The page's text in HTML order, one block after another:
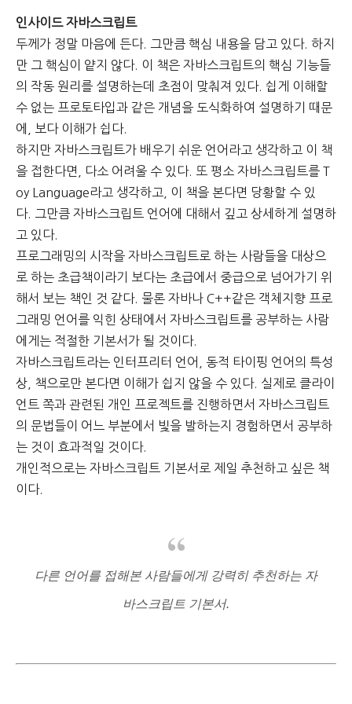
인사이드 자바스크립트
두께가 정말 마음에 든다. 그만큼 핵심 내용을 담고 있다. 하지
만 그 핵심이 얕지 않다. 이 책은 자바스크립트의 핵심 기능들
의 작동 원리를 설명하는데 초점이 맞춰져 있다. 쉽게 이해할
수 없는 프로토타입과 같은 개념을 도식화하여 설명하기 때문
에, 보다 이해가 쉽다.
하지만 자바스크립트가 배우기 쉬운 언어라고 생각하고 이 책
을 접한다면, 다소 어려울 수 있다.
또 평소 자바스크립트를 T
oy Language라고 생각하고, 이 책을 본다면 당황할 수 있
다.
그만큼 자바스크립트 언어에 대해서 깊고 상세하게 설명하
고 있다.
프로그래밍의 시작을 자바스크립트로 하는 사람들을 대상으
로 하는 초급책이라기 보다는 초급에서 중급으로 넘어가기 위
해서 보는 책인 것 같다. 물론 자바나 C++같은 객체지향 프로
그래밍 언어를 익힌 상태에서 자바스크립트를 공부하는 사람
에게는 적절한 기본서가 될 것이다.
자바스크립트라는 인터프리터 언어, 동적 타이핑 언어의 특성
상, 책으로만 본다면 이해가 쉽지 않을 수 있다. 실제로 클라이
언트 쪽과 관련된 개인 프로젝트를 진행하면서 자바스크립트
의 문법들이 어느 부분에서 빛을 발하는지 경험하면서 공부하
는 것이 효과적일 것이다.
개인적으로는 자바스크립트 기본서로 제일 추천하고 싶은 책
이다.
다른 언어를 접해본 사람들에게 강력히 추천하는 자
바스크립트 기본서.